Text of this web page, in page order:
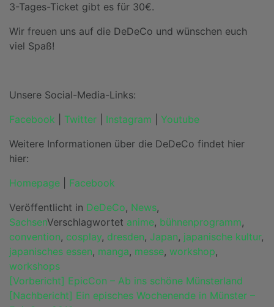
3-Tages-Ticket gibt es für 30€.
Wir freuen uns auf die DeDeCo und wünschen euch
viel Spaß!
Unsere Social-Media-Links:
Facebook
Twitter Instagram
Youtube
Weitere Informationen über die DeDeCo findet hier
hier:
Homepage
Facebook
Veröffentlicht in DeDeCo, News,
SachsenVerschlagwortet anime, bühnenprogramm,
convention, cosplay, dresden, Japan, japanische kultur,
japanisches essen, manga, messe, workshop,
workshops
Beitragsnavigation
[Vorbericht] EpicCon – Ab ins schöne Münsterland
[Nachbericht] Ein episches Wochenende in Münster –